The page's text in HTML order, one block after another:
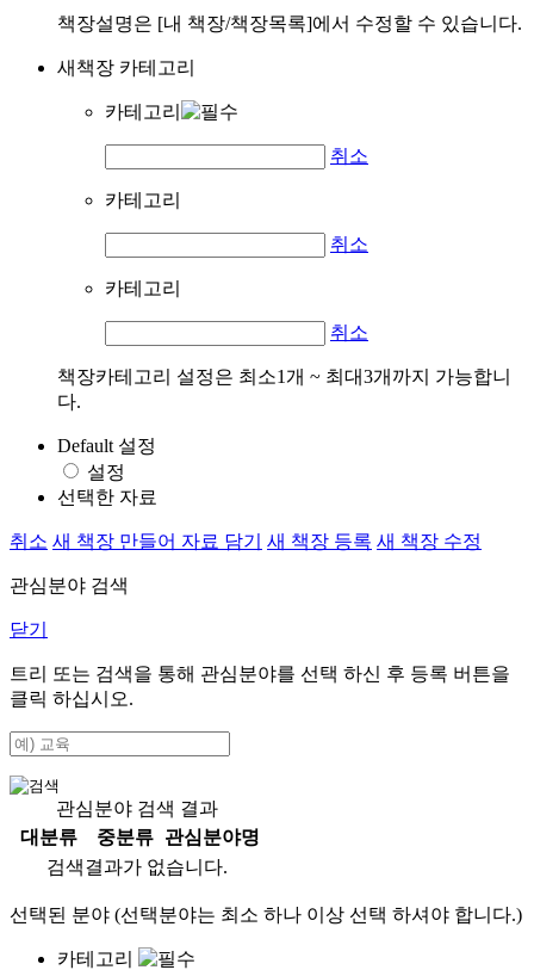
책장설명은 [내 책장/책장목록]에서 수정할 수 있습니다.
새책장 카테고리
카테고리
취소
카테고리
취소
카테고리
취소
책장카테고리 설정은 최소1개 ~ 최대3개까지 가능합니
다.
Default 설정
설정
선택한 자료
취소 새 책장 만들어 자료 담기 새 책장 등록 새 책장 수정
관심분야 검색
닫기
트리 또는 검색을 통해 관심분야를 선택 하신 후 등록 버튼을
클릭 하십시오.
관심분야 검색 결과
대분류
중분류
관심분야명
검색결과가 없습니다.
선택된 분야 (선택분야는 최소 하나 이상 선택 하셔야 합니다.)
카테고리